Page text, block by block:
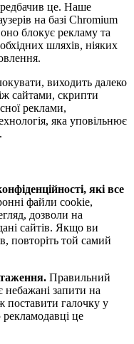
це. Наше
на базі Chromium
блокує рекламу та
шляхів, ніяких
виходить далеко
сайтами, скрипти
реклами,
яка уповільнює
які все
файли cookie,
дозволи на
сайтів. Якщо ви
повторіть той самий
Правильний
запити на
поставити галочку у
рекламодавці це